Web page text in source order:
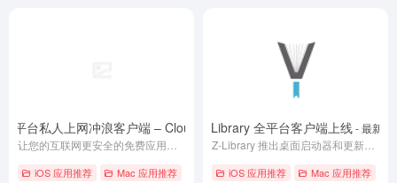
平台私人上网冲浪客户端 – Cloudflare WARP- 最新版
iOS 应用推荐 Mac 应用推荐 # Android # iOS # Linux
Z-Library 全平台客户端上线- 最新版
iOS 应用推荐 Mac 应用推荐